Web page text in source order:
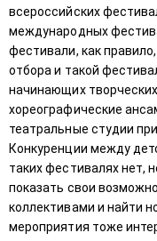
всероссийских
международных
фестивали, как
отбора и такой
начинающих
хореографические
театральные студии
Конкуренции между
таких фестивалях нет,
показать свои
коллективами и найти
мероприятия тоже